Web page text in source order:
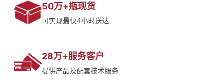
50万+瓶现货
可实现最快4小时送达
28万+服务客户
提供产品及配套技术服务